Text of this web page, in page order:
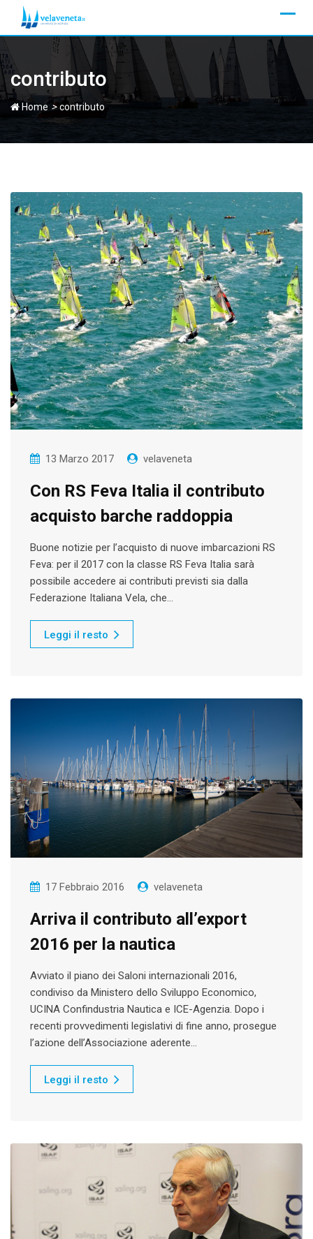
contributo
Home >contributo
13 Marzo 2017 velaveneta
Con RS Feva Italia il contributo
acquisto barche raddoppia
Buone notizie per l’acquisto di nuove imbarcazioni RS
Feva: per il 2017 con la classe RS Feva Italia sarà
possibile accedere ai contributi previsti sia dalla
Federazione Italiana Vela, che…
Leggi il resto
17 Febbraio 2016 velaveneta
Arriva il contributo all’export
2016 per la nautica
Avviato il piano dei Saloni internazionali 2016,
condiviso da Ministero dello Sviluppo Economico,
UCINA Confindustria Nautica e ICE-Agenzia. Dopo i
recenti provvedimenti legislativi di fine anno, prosegue
l’azione dell’Associazione aderente…
Leggi il resto